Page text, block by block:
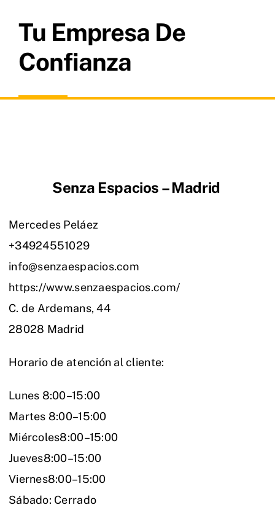
Tu Empresa De
Confianza
Senza Espacios – Madrid
Mercedes Peláez
+34924551029
info@senzaespacios.com
https://www.senzaespacios.com/
C. de Ardemans, 44
28028 Madrid
Horario de atención al cliente:
Lunes 8:00–15:00
Martes 8:00–15:00
Miércoles8:00–15:00
Jueves8:00–15:00
Viernes8:00–15:00
Sábado: Cerrado